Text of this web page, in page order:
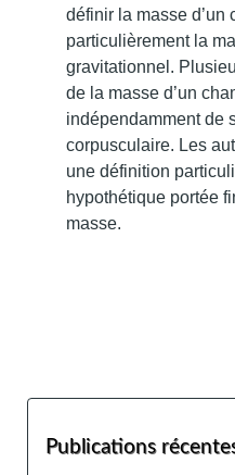
définir la masse d’un
particulièrement la
gravitationnel.
de la masse d’un
indépendamment de
corpusculaire. Les
une définition
hypothétique portée
masse.
Publications